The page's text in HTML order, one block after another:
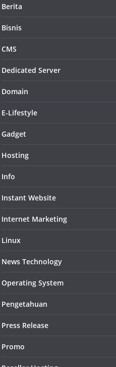
Berita
Bisnis
CMS
Dedicated Server
Domain
E-Lifestyle
Gadget
Hosting
Info
Instant Website
Internet Marketing
Linux
News Technology
Operating System
Pengetahuan
Press Release
Promo